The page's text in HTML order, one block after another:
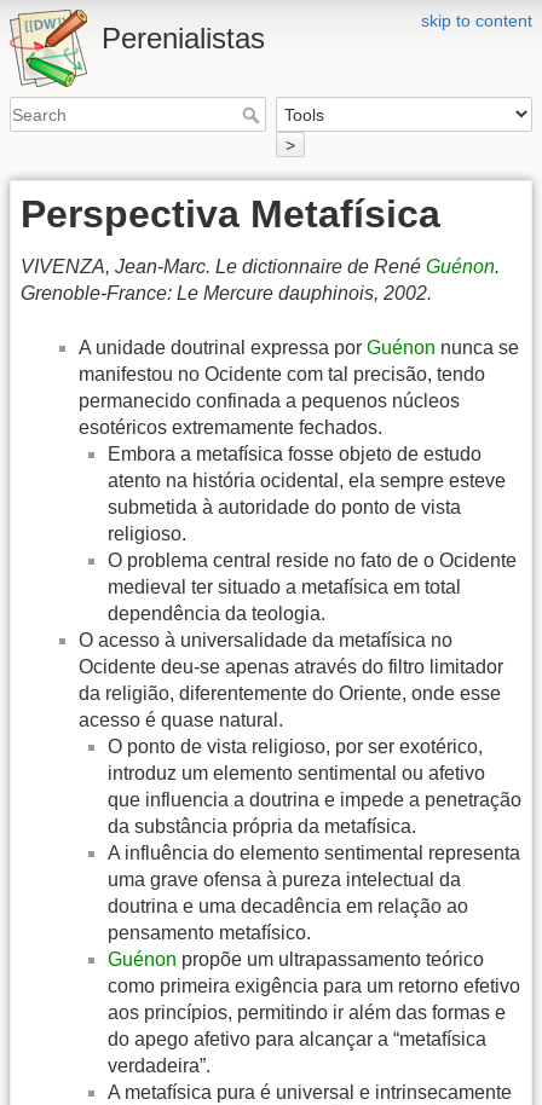
skip to content
Perenialistas
>
Perspectiva Metafísica
VIVENZA, Jean-Marc. Le dictionnaire de René Guénon.
Grenoble-France: Le Mercure dauphinois, 2002.
A unidade doutrinal expressa por Guénon nunca se
manifestou no Ocidente com tal precisão, tendo
permanecido confinada a pequenos núcleos
esotéricos extremamente fechados.
Embora a metafísica fosse objeto de estudo
atento na história ocidental, ela sempre esteve
submetida à autoridade do ponto de vista
religioso.
O problema central reside no fato de o Ocidente
medieval ter situado a metafísica em total
dependência da teologia.
O acesso à universalidade da metafísica no
Ocidente deu-se apenas através do filtro limitador
da religião, diferentemente do Oriente, onde esse
acesso é quase natural.
O ponto de vista religioso, por ser exotérico,
introduz um elemento sentimental ou afetivo
que influencia a doutrina e impede a penetração
da substância própria da metafísica.
A influência do elemento sentimental representa
uma grave ofensa à pureza intelectual da
doutrina e uma decadência em relação ao
pensamento metafísico.
Guénon propõe um ultrapassamento teórico
como primeira exigência para um retorno efetivo
aos princípios, permitindo ir além das formas e
do apego afetivo para alcançar a “metafísica
verdadeira”.
A metafísica pura é universal e intrinsecamente